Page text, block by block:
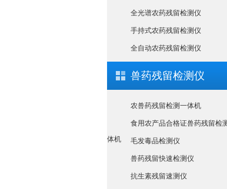
全光谱农药残留检测仪
手持式农药残留检测仪
全自动农药残留检测仪
兽药残留检测仪
农兽药残留检测一体机
食用农产品合格证兽药残留检
体机 毛发毒品检测仪
兽药残留快速检测仪
抗生素残留速测仪